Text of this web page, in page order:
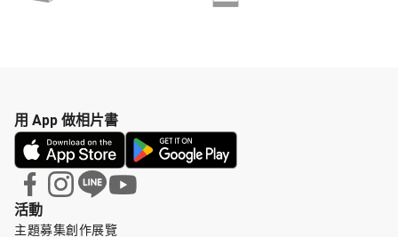
活動
主題募集創作展覽
用 App 做相片書